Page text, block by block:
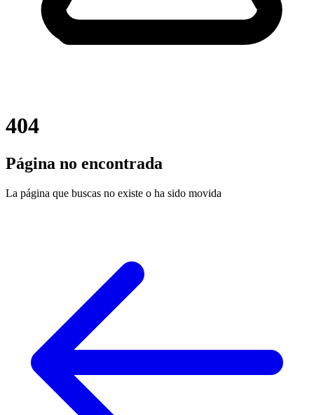
404
Página no encontrada
La página que buscas no existe o ha sido movida